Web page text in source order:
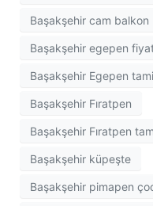
Başakşehir cam balkon
Başakşehir egepen
Başakşehir Egepen
Başakşehir Fıratpen
Başakşehir Fıratpen
Başakşehir küpeşte
Başakşehir pimapen